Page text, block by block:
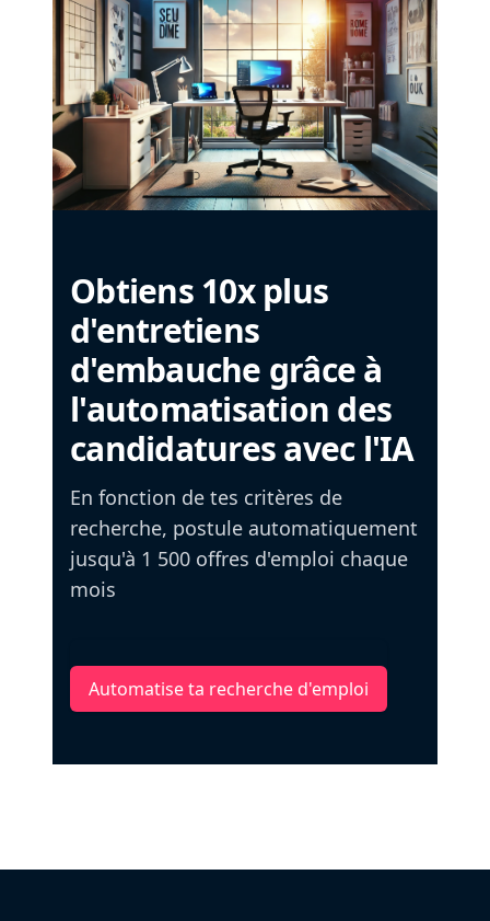
Obtiens 10x plus
d'entretiens
d'embauche grâce à
l'automatisation des
candidatures avec l'IA
En fonction de tes critères de
recherche, postule automatiquement
jusqu'à 1 500 offres d'emploi chaque
mois
Automatise ta recherche d'emploi